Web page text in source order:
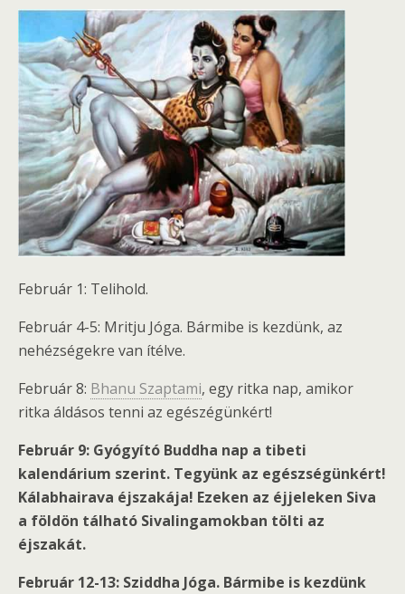
Február 1: Telihold.
Február 4-5: Mritju Jóga. Bármibe is kezdünk, az
nehézségekre van ítélve.
Február 8: Bhanu Szaptami, egy ritka nap, amikor
ritka áldásos tenni az egészégünkért!
Február 9: Gyógyító Buddha nap a tibeti
kalendárium szerint. Tegyünk az egészségünkért!
Kálabhairava éjszakája! Ezeken az éjjeleken Siva
a földön tálható Sivalingamokban tölti az
éjszakát.
Február 12-13: Sziddha Jóga. Bármibe is kezdünk